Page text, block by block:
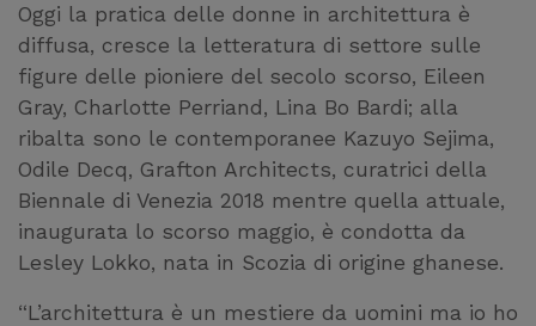
Oggi la pratica delle donne in architettura è
diffusa, cresce la letteratura di settore sulle
figure delle pioniere del secolo scorso, Eileen
Gray, Charlotte Perriand, Lina Bo Bardi; alla
ribalta sono le contemporanee Kazuyo Sejima,
Odile Decq, Grafton Architects, curatrici della
Biennale di Venezia 2018 mentre quella attuale,
inaugurata lo scorso maggio, è condotta da
Lesley Lokko, nata in Scozia di origine ghanese.
“L’architettura è un mestiere da uomini ma io ho